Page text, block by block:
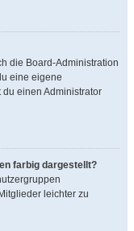
die Board-Administration
eine eigene
einen Administrator
farbig dargestellt?
leichter zu